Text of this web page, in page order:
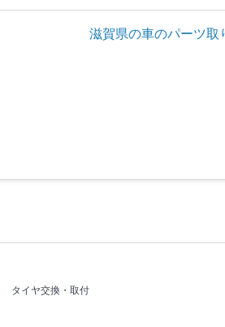
滋賀県の車のパーツ取
タイヤ交換・取付